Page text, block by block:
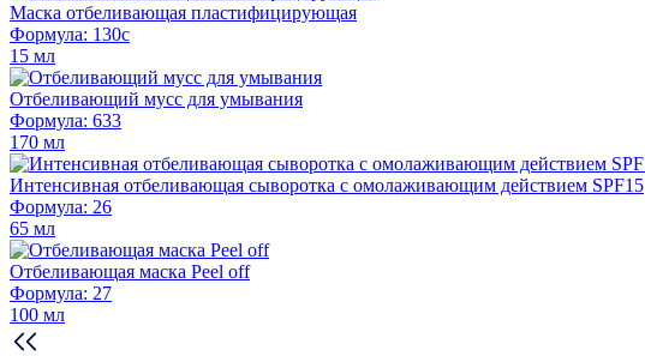
Маска отбеливающая пластифицирующая
Формула: 130c
15 мл
Отбеливающий мусс для умывания
Формула: 633
170 мл
Интенсивная отбеливающая сыворотка с омолаживающим действием SPF15
Формула: 26
65 мл
Отбеливающая маска Peel off
Формула: 27
100 мл